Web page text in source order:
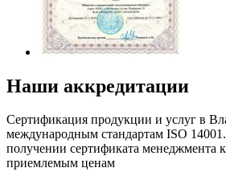
Наши аккредитации
Сертификация продукции и услуг в
международным стандартам ISO
получении сертификата менеджмента
приемлемым ценам